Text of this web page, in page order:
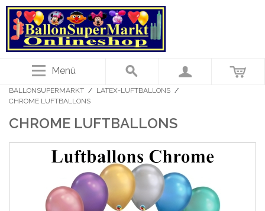
Menü
BALLONSUPERMARKT / LATEX-LUFTBALLONS /
CHROME LUFTBALLONS
CHROME LUFTBALLONS